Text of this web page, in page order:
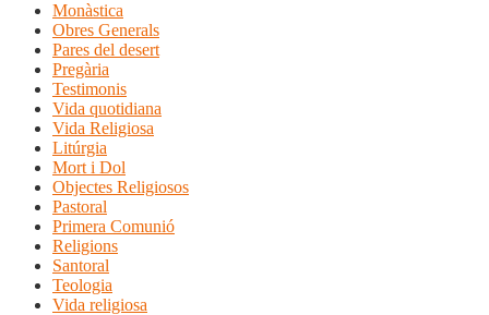
Monàstica
Obres Generals
Pares del desert
Pregària
Testimonis
Vida quotidiana
Vida Religiosa
Litúrgia
Mort i Dol
Objectes Religiosos
Pastoral
Primera Comunió
Religions
Santoral
Teologia
Vida religiosa